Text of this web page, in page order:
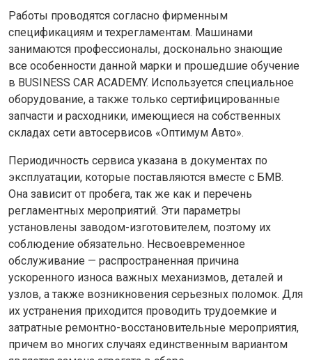
Работы проводятся согласно фирменным
спецификациям и техрегламентам. Машинами
занимаются профессионалы, досконально знающие
все особенности данной марки и прошедшие обучение
в BUSINESS CAR ACADEMY. Используется специальное
оборудование, а также только сертифицированные
запчасти и расходники, имеющиеся на собственных
складах сети автосервисов «Оптимум Авто».
Периодичность сервиса указана в документах по
эксплуатации, которые поставляются вместе с БМВ.
Она зависит от пробега, так же как и перечень
регламентных мероприятий. Эти параметры
установлены заводом-изготовителем, поэтому их
соблюдение обязательно. Несвоевременное
обслуживание — распространенная причина
ускоренного износа важных механизмов, деталей и
узлов, а также возникновения серьезных поломок. Для
их устранения приходится проводить трудоемкие и
затратные ремонтно-восстановительные мероприятия,
причем во многих случаях единственным вариантом